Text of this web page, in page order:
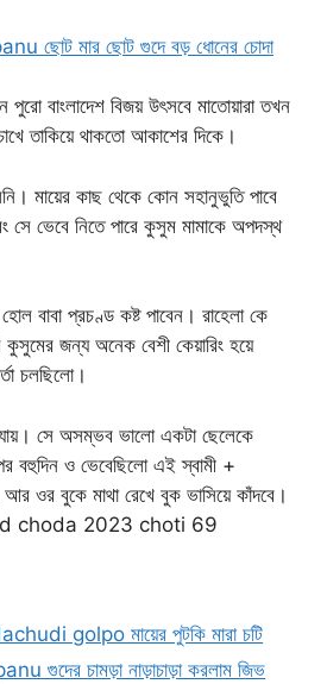
ছোট মার ছোট গুদে বড় ধোনের চোদা
বাংলাদেশ বিজয় উৎসবে মাতোয়ারা তখন
তাকিয়ে থাকতো আকাশের দিকে।
মায়ের কাছ থেকে কোন সহানুভুতি পাবে
ভেবে নিতে পারে কুসুম মামাকে অপদস্থ
বাবা প্রচণ্ড কষ্ট পাবেন। রাহেলা কে
কুসুমের জন্য অনেক বেশী কেয়ারিং হয়ে
চলছিলো।
সে অসম্ভব ভালো একটা ছেলেকে
বহুদিন ও ভেবেছিলো এই স্বামী +
ওর বুকে মাথা রেখে বুক ভাসিয়ে কাঁদবে।
choda 2023 choti 69
golpo মায়ের পুটকি মারা চটি
গুদের চামড়া নাড়াচাড়া করলাম জিভ